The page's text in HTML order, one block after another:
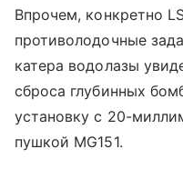
Впрочем, конкретно
противолодочные
катера водолазы
сброса глубинных
установку с 20-
пушкой MG151.